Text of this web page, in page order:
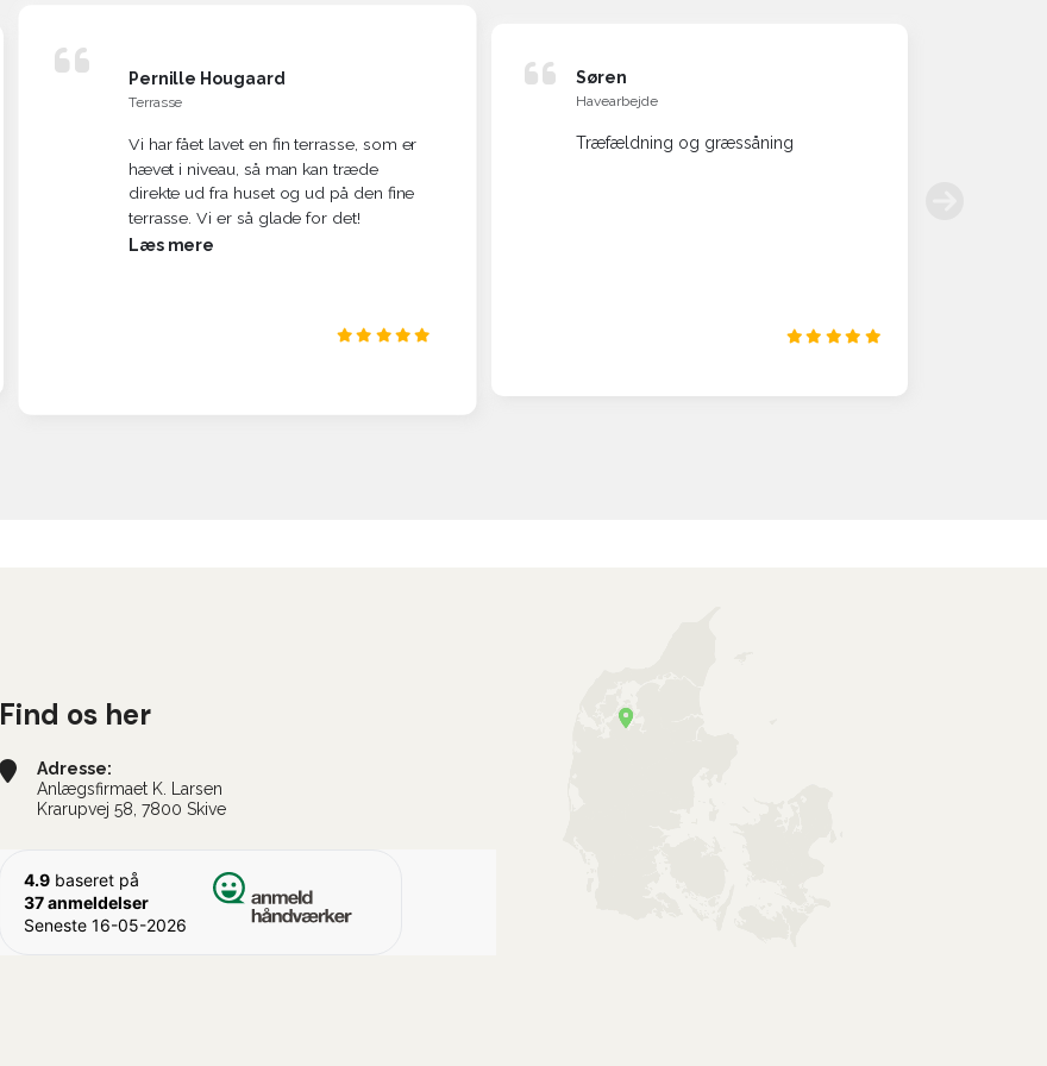
Pernille Hougaard
Terrasse
Vi har fået lavet en fin terrasse, som er
hævet i niveau, så man kan træde
direkte ud fra huset og ud på den fine
terrasse. Vi er så glade for det!
Læs mere
Søren
Havearbejde
Træfældning og græssåning
Find os her
Adresse:
Anlægsfirmaet K. Larsen
Krarupvej 58, 7800 Skive
4.9 baseret på
37 anmeldelser
Seneste 16-05-2026